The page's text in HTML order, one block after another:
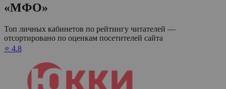
«МФО»
Топ личных кабинетов по рейтингу читателей —
отсортировано по оценкам посетителей сайта
⭐ 4.8